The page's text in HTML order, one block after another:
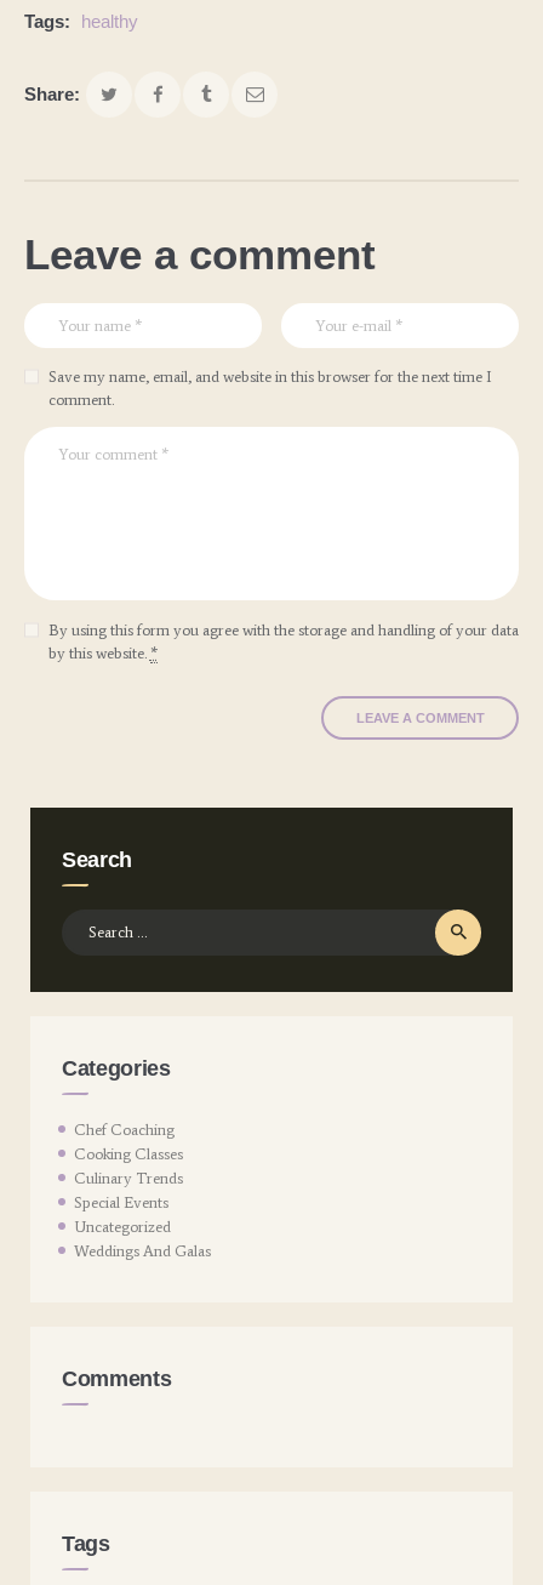
Tags: healthy
Share:
Leave a comment
Save my name, email, and website in this browser for the next time I
comment.
By using this form you agree with the storage and handling of your data
by this website. *
Search
Categories
Chef Coaching
Cooking Classes
Culinary Trends
Special Events
Uncategorized
Weddings And Galas
Comments
Tags